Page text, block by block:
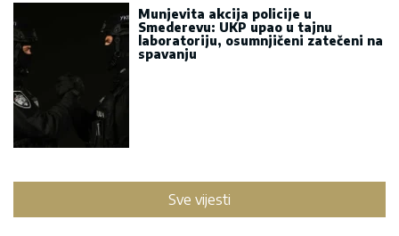
Munjevita akcija policije u
Smederevu: UKP upao u tajnu
laboratoriju, osumnjičeni zatečeni na
spavanju
Sve vijesti